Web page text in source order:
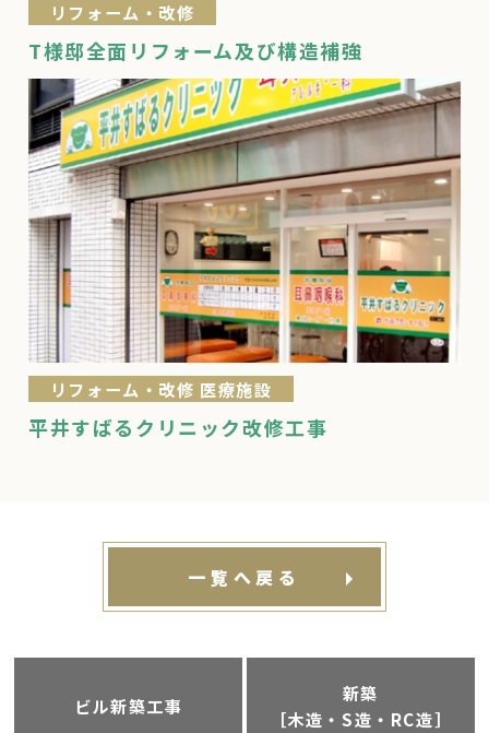
リフォーム・改修
T様邸全面リフォーム及び構造補強
リフォーム・改修 医療施設
平井すばるクリニック改修工事
一覧へ戻る
ビル新築工事
新築
［木造・S造・RC造］